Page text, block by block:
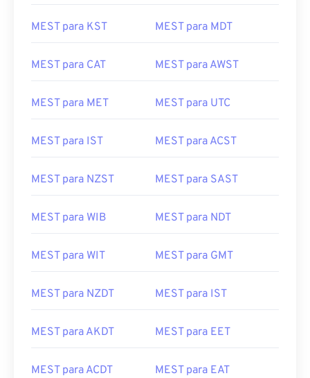
MEST para KST MEST para MDT
MEST para CAT MEST para AWST
MEST para MET MEST para UTC
MEST para IST MEST para ACST
MEST para NZST MEST para SAST
MEST para WIB MEST para NDT
MEST para WIT MEST para GMT
MEST para NZDT MEST para IST
MEST para AKDT MEST para EET
MEST para ACDT MEST para EAT